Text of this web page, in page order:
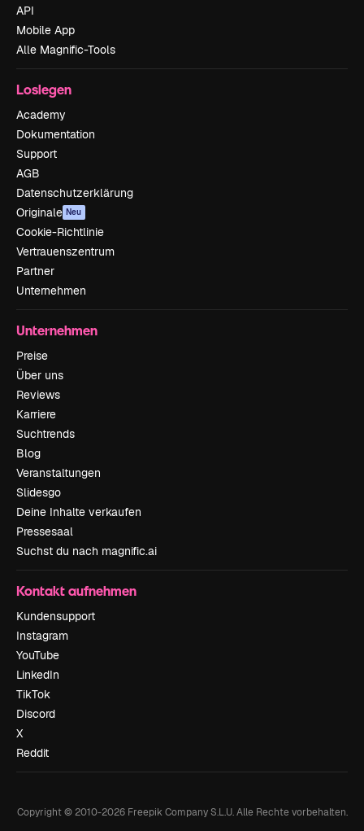
API
Mobile App
Alle Magnific-Tools
Loslegen
Academy
Dokumentation
Support
AGB
Datenschutzerklärung
Originale Neu
Cookie-Richtlinie
Vertrauenszentrum
Partner
Unternehmen
Unternehmen
Preise
Über uns
Reviews
Karriere
Suchtrends
Blog
Veranstaltungen
Slidesgo
Deine Inhalte verkaufen
Pressesaal
Suchst du nach magnific.ai
Kontakt aufnehmen
Kundensupport
Instagram
YouTube
LinkedIn
TikTok
Discord
X
Reddit
Copyright © 2010-2026Freepik Company S.L.U. Alle Rechte vorbehalten.